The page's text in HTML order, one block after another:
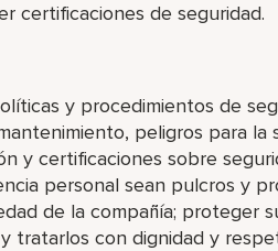
certificaciones de seguridad.
y procedimientos de
peligros para la
y certificaciones sobre
personal sean pulcros y
de la compañía; proteger
tratarlos con dignidad y